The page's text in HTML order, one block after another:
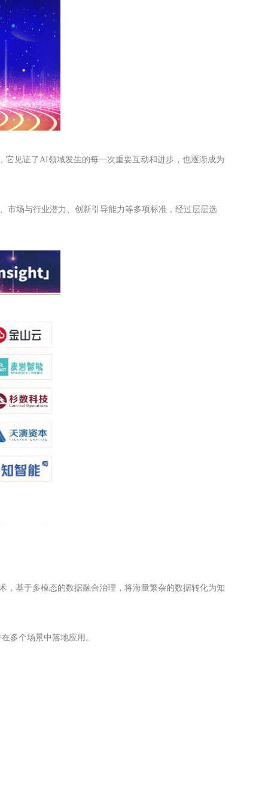
它见证了AI领域发生的每一次重要互动和进步，也逐渐成为
市场与行业潜力、创新引导能力等多项标准，经过层层选
基于多模态的数据融合治理，将海量繁杂的数据转化为知
多个场景中落地应用。